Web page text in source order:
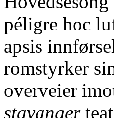
péligre hoc
apsis
romstyrker
overveier
stavanger